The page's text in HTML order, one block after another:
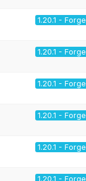
1.20.1 - Forge
1.20.1 - Forge
1.20.1 - Forge
1.20.1 - Forge
1.20.1 - Forge
1.20.1 - Forge